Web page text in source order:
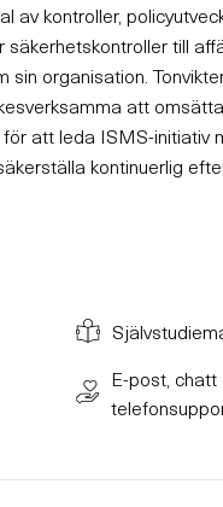
kontroller,
till
organisation.
att
att leda ISMS-initiativ
kontinuerlig
E-post, chatt